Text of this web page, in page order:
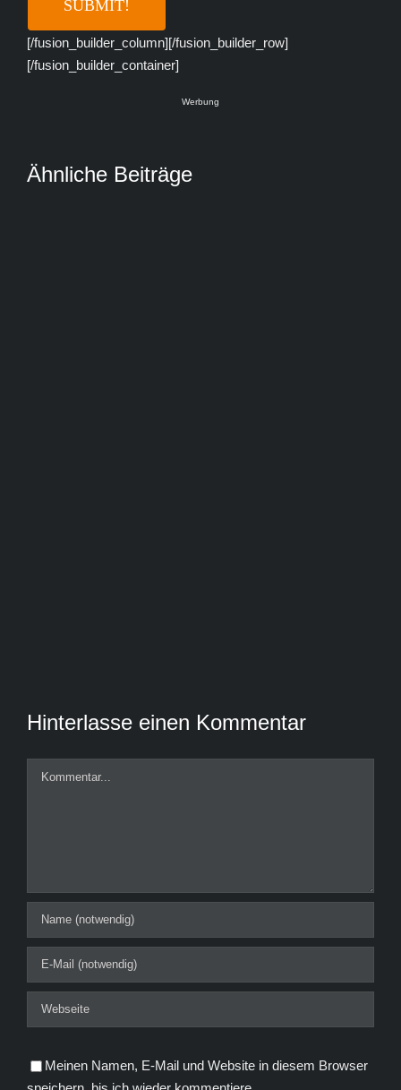
[/fusion_builder_column][/fusion_builder_row]
[/fusion_builder_container]
Werbung
Ähnliche Beiträge
Hinterlasse einen Kommentar
Kommentar
Meinen Namen, E-Mail und Website in diesem Browser